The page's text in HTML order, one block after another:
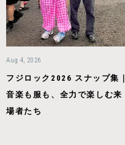
Aug 4, 2026
フジロック2026 スナップ集｜
音楽も服も、全力で楽しむ来
場者たち